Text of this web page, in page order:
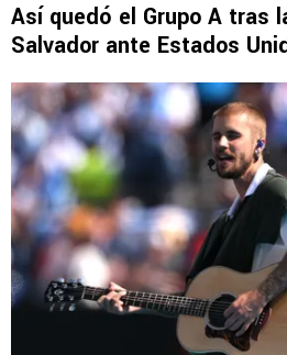
Así quedó el Grupo A tras
Salvador ante Estados